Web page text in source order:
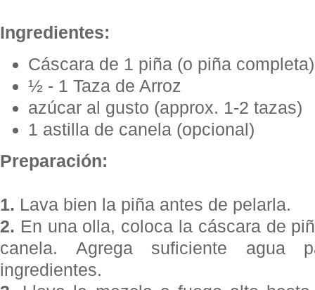
Ingredientes:
Cáscara de 1 piña (o piña completa)
½ - 1 Taza de Arroz
azúcar al gusto (approx. 1-2 tazas)
1 astilla de canela (opcional)
Preparación:
1. Lava bien la piña antes de pelarla.
2. En una olla, coloca la cáscara de
canela. Agrega suficiente agua
ingredientes.